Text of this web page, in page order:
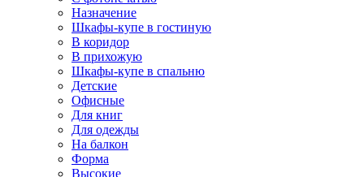
Назначение
Шкафы-купе в гостиную
В коридор
В прихожую
Шкафы-купе в спальню
Детские
Офисные
Для книг
Для одежды
На балкон
Форма
Высокие